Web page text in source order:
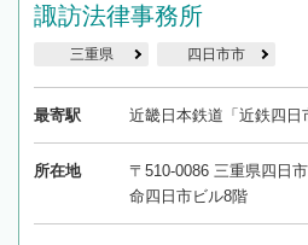
諏訪法律事務所
三重県 四日市市
最寄駅 近畿日本鉄道「近鉄四日
所在地
〒510-0086 三重県四日
命四日市ビル8階